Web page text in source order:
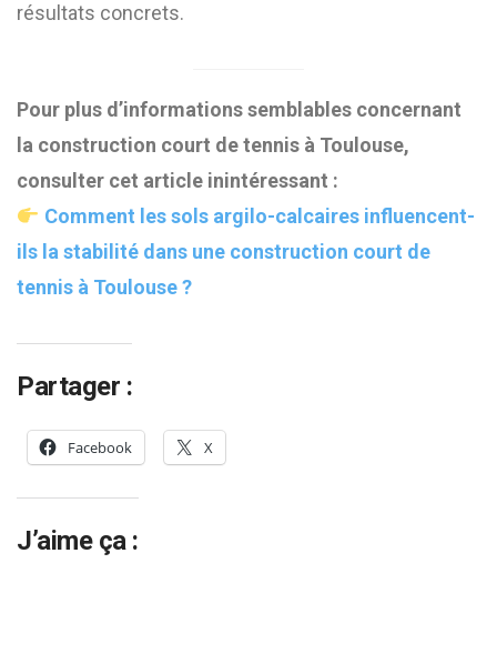
résultats concrets.
Pour plus d’informations semblables concernant
la construction court de tennis à Toulouse,
consulter cet article inintéressant :
Comment les sols argilo-calcaires influencent-
ils la stabilité dans une construction court de
tennis à Toulouse ?
Partager :
Facebook X
J’aime ça :